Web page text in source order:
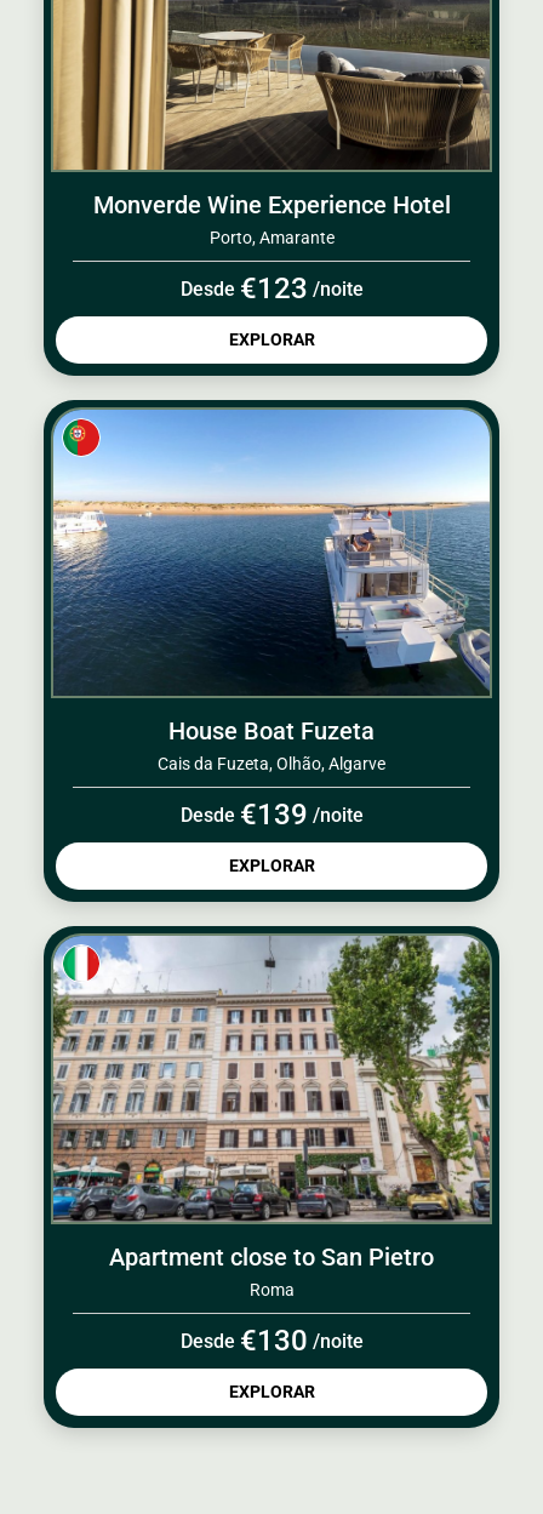
Monverde Wine Experience Hotel
Porto, Amarante
Desde €123 /noite
EXPLORAR
House Boat Fuzeta
Cais da Fuzeta, Olhão, Algarve
Desde €139 /noite
EXPLORAR
Apartment close to San Pietro
Roma
Desde €130 /noite
EXPLORAR